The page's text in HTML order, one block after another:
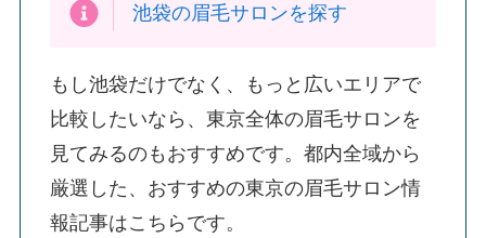
池袋の眉毛サロンを探す
もし池袋だけでなく、もっと広いエリアで
比較したいなら、東京全体の眉毛サロンを
見てみるのもおすすめです。都内全域から
厳選した、おすすめの東京の眉毛サロン情
報記事はこちらです。